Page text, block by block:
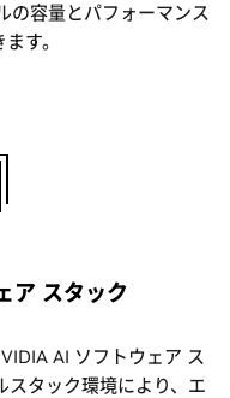
の容量とパフォーマンス
す。
ア スタック
AI ソフトウェア ス
スタック環境により、エ